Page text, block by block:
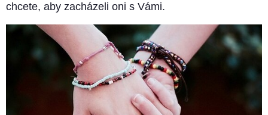
chcete, aby zacházeli oni s Vámi.